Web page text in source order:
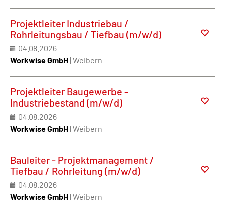
Projektleiter Industriebau /
Rohrleitungsbau / Tiefbau (m/w/d)
04.08.2026
Workwise GmbH| Weibern
Projektleiter Baugewerbe -
Industriebestand (m/w/d)
04.08.2026
Workwise GmbH| Weibern
Bauleiter - Projektmanagement /
Tiefbau / Rohrleitung (m/w/d)
04.08.2026
Workwise GmbH| Weibern